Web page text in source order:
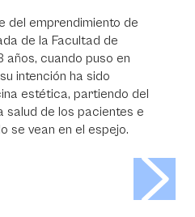
del emprendimiento de
de la Facultad de
años, cuando puso en
intención ha sido
estética, partiendo del
salud de los pacientes e
se vean en el espejo.